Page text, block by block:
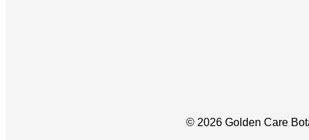
© 2026 Golden Care